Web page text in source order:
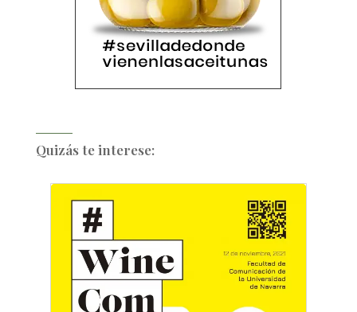
Quizás te interese: